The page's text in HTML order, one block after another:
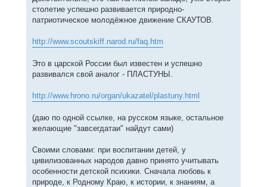
столетие успешно развивается природно-
патриотическое молодёжное движение СКАУТОВ.
http://www.scoutskiff.narod.ru/faq.htm
Это в царской России был известен и успешно
развивался свой аналог - ПЛАСТУНЫ.
http://www.hrono.ru/organ/ukazatel/plastuny.html
(даю по одной ссылке, на русском языке, остальное
желающие "завсегдатаи" найдут сами)
Своими словами: при воспитании детей, у
цивилизованных народов давно принято учитывать
особенности детской психики. Сначала любовь к
природе, к Родному Краю, к истории, к знаниям, а